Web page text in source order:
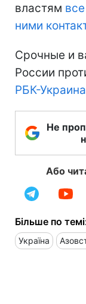
властям
ними
Срочные и
России
РБК-
Не
Або
Більше по
Україна